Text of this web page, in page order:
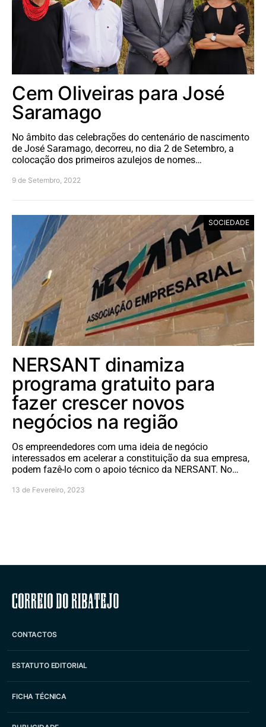
Cem Oliveiras para José
Saramago
No âmbito das celebrações do centenário de nascimento
de José Saramago, decorreu, no dia 2 de Setembro, a
colocação dos primeiros azulejos de nomes…
9 de Setembro, 2022
SOCIEDADE
NERSANT dinamiza
programa gratuito para
fazer crescer novos
negócios na região
Os empreendedores com uma ideia de negócio
interessados em acelerar a constituição da sua empresa,
podem fazê-lo com o apoio técnico da NERSANT. No…
13 de Fevereiro, 2023
Correio do Ribatejo
CONTACTOS
ESTATUTO EDITORIAL
FICHA TÉCNICA